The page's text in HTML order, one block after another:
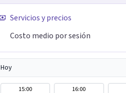
Servicios y precios
Costo medio por sesión
Hoy
15:00 16:00